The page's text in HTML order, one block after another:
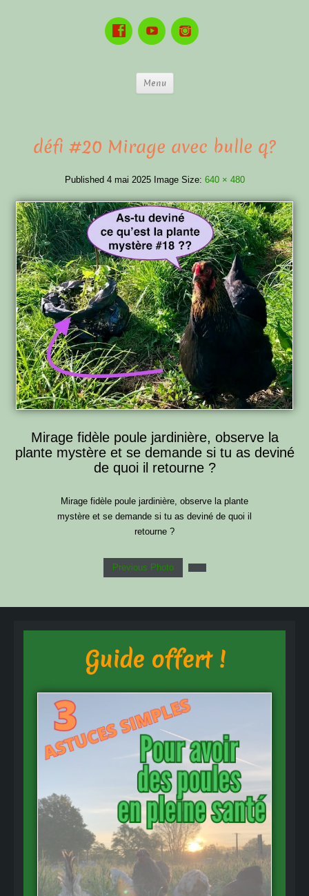
Menu
défi #20 Mirage avec bulle q?
Published 4 mai 2025 Image Size: 640 × 480
Mirage fidèle poule jardinière, observe la
plante mystère et se demande si tu as deviné
de quoi il retourne ?
Mirage fidèle poule jardinière, observe la plante
mystère et se demande si tu as deviné de quoi il
retourne ?
Previous Photo
Guide offert !